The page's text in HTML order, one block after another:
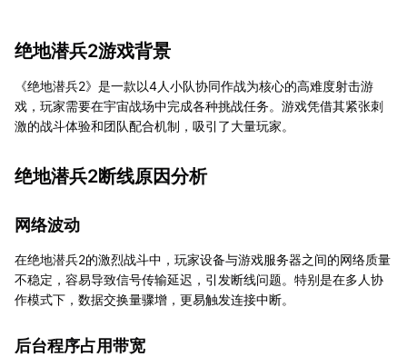
绝地潜兵2游戏背景
《绝地潜兵2》是一款以4人小队协同作战为核心的高难度射击游
戏，玩家需要在宇宙战场中完成各种挑战任务。游戏凭借其紧张刺
激的战斗体验和团队配合机制，吸引了大量玩家。
绝地潜兵2断线原因分析
网络波动
在绝地潜兵2的激烈战斗中，玩家设备与游戏服务器之间的网络质量
不稳定，容易导致信号传输延迟，引发断线问题。特别是在多人协
作模式下，数据交换量骤增，更易触发连接中断。
后台程序占用带宽